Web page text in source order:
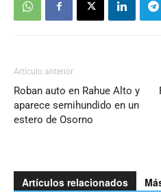
Artículo anterior
Roban auto en Rahue Alto y
aparece semihundido en un
estero de Osorno
Artículos relacionados